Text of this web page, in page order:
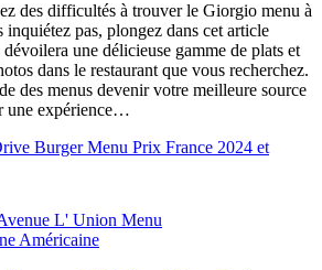
des difficultés à trouver le Giorgio menu à
inquiétez pas, plongez dans cet article
une délicieuse gamme de plats et
dans le restaurant que vous recherchez.
des menus devenir votre meilleure source
une expérience…
Burger Menu Prix France 2024 et
Américaine